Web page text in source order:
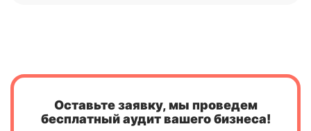
Оставьте заявку, мы проведем
бесплатный аудит вашего бизнеса!